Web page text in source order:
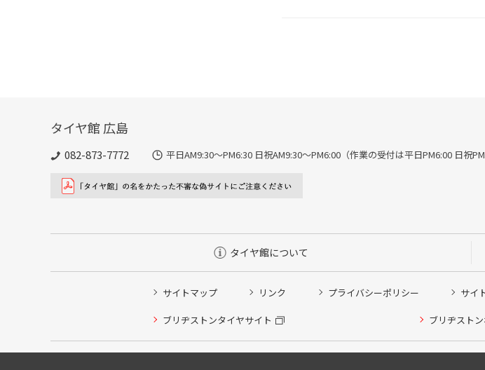
タイヤ館 広島
082-873-7772 平日AM9:30～PM6:30 日祝AM9:30〜PM6:00（作業の受付は平日PM6:00 日祝
タイヤ館について
サイトマップ リンク プライバシーポリシー サイ
ブリヂストンタイヤサイト ブリヂスト